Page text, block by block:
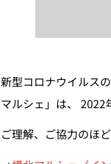
新型コロナウイルス
マルシェ」は、 2022
ご理解、ご協力のほ